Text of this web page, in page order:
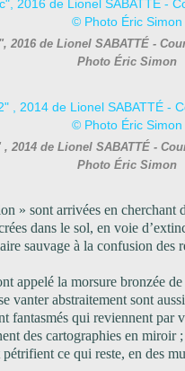
2016 de Lionel SABATTÉ -
Photo Éric Simon
2014 de Lionel SABATTÉ -
Photo Éric Simon
» sont arrivées en cherchant
dans le sol, en voie
sauvage à la confusion des
appelé la morsure bronzée
vanter abstraitement sont
fantasmés qui reviennent par
des cartographies en miroir
ce qui reste, en des